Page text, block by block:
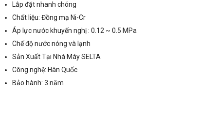
Lắp đặt nhanh chóng
Chất liệu: Đồng mạ Ni-Cr
Áp lực nước khuyến nghị : 0.12 ~ 0.5 MPa
Chế độ nước nóng và lạnh
Sản Xuất Tại Nhà Máy SELTA
Công nghệ: Hàn Quốc
Bảo hành: 3 năm